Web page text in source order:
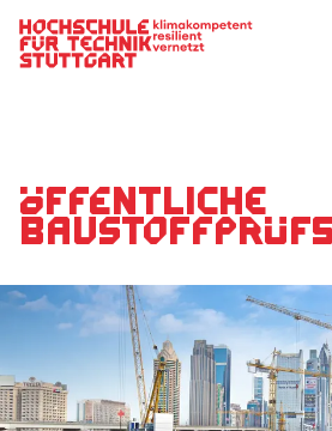
Hauptnavigation
Öffentliche